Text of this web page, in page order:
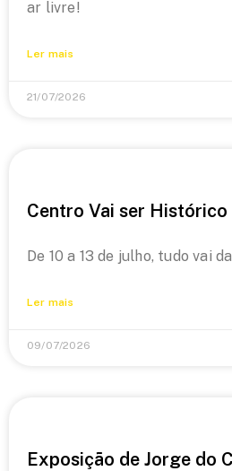
ar livre!
Ler mais
21/07/2026
Centro Vai ser Histórico
De 10 a 13 de julho, tudo vai
Ler mais
09/07/2026
Exposição de Jorge do